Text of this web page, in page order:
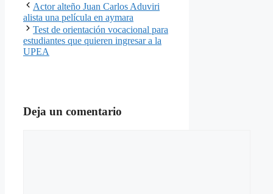
Actor alteño Juan Carlos Aduviri
alista una película en aymara
Test de orientación vocacional para
estudiantes que quieren ingresar a la
UPEA
Deja un comentario